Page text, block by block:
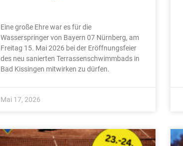
Eine große Ehre war es für die
Wasserspringer von Bayern 07 Nürnberg, am
Freitag 15. Mai 2026 bei der Eröffnungsfeier
des neu sanierten Terrassenschwimmbads in
Bad Kissingen mitwirken zu dürfen.
Mai 17, 2026